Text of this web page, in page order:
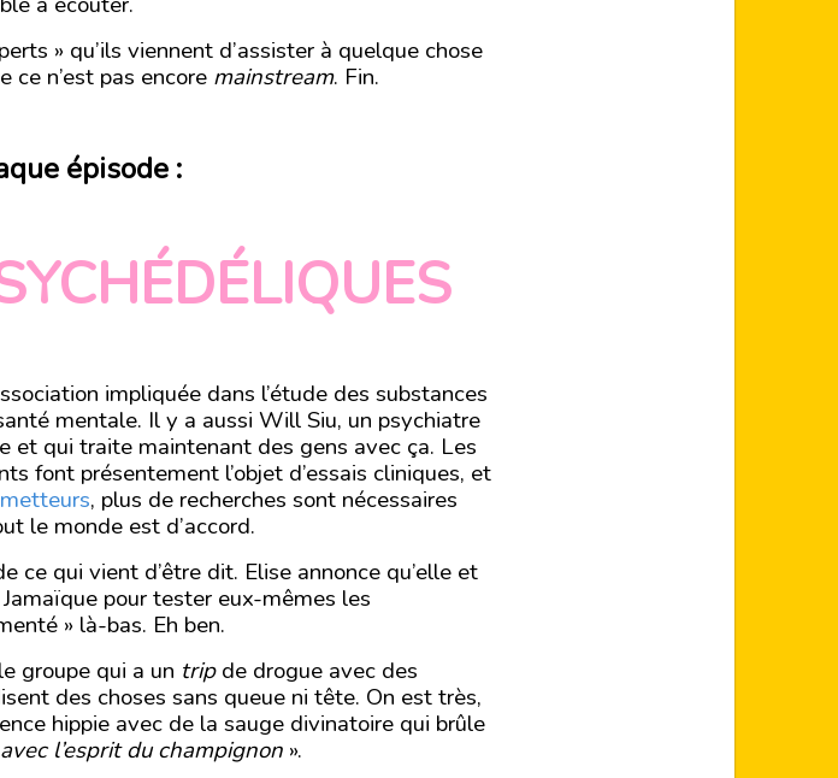
» qu’ils viennent d’assister à quelque chose
ce n’est pas encore mainstream. Fin.
épisode :
impliquée dans l’étude des substances
mentale. Il y a aussi Will Siu, un psychiatre
et qui traite maintenant des gens avec ça. Les
font présentement l’objet d’essais cliniques, et
, plus de recherches sont nécessaires
le monde est d’accord.
ce qui vient d’être dit. Elise annonce qu’elle et
pour tester eux-mêmes les
» là-bas. Eh ben.
groupe qui a un tripde drogue avec des
des choses sans queue ni tête. On est très,
hippie avec de la sauge divinatoire qui brûle
l’esprit du champignon».